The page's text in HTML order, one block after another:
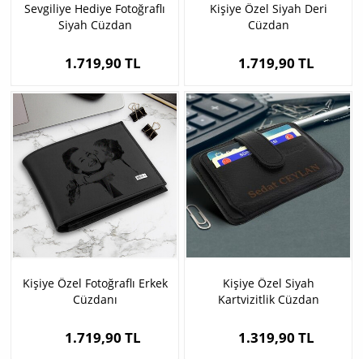
Sevgiliye Hediye Fotoğraflı
Siyah Cüzdan
1.719,90 TL
Kişiye Özel Siyah Deri
Cüzdan
1.719,90 TL
Kişiye Özel Fotoğraflı Erkek
Cüzdanı
1.719,90 TL
Kişiye Özel Siyah
Kartvizitlik Cüzdan
1.319,90 TL